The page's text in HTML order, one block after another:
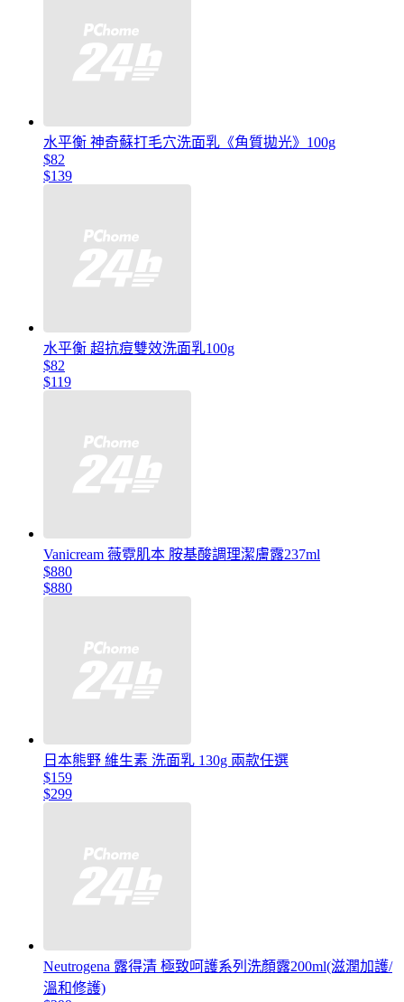
水平衡 神奇蘇打毛穴洗面乳《角質拋光》100g
$82
$139
水平衡 超抗痘雙效洗面乳100g
$82
$119
Vanicream 薇霓肌本 胺基酸調理潔膚露237ml
$880
$880
日本熊野 維生素 洗面乳 130g 兩款任選
$159
$299
Neutrogena 露得清 極致呵護系列洗顏露200ml(滋潤加護/
溫和修護)